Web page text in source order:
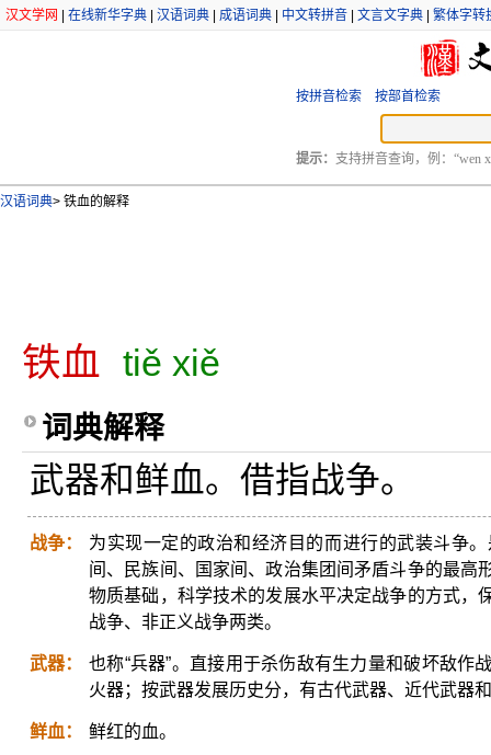
汉文学网 在线新华字典 汉语词典 成语词典 中文转拼音 文言文字典 繁体字转
按拼音检索 按部首检索
提示： 支持拼音查询，例：“wen
汉语词典> 铁血的解释
铁血 tiě xiě
词典解释
武器和鲜血。借指战争。
战争：
为实现一定的政治和经济目的而进行的武装斗争
间、民族间、国家间、政治集团间矛盾斗争的最高
物质基础，科学技术的发展水平决定战争的方式，
战争、非正义战争两类。
武器：
也称“兵器”。直接用于杀伤敌有生力量和破坏敌作
火器；按武器发展历史分，有古代武器、近代武器
鲜血： 鲜红的血。